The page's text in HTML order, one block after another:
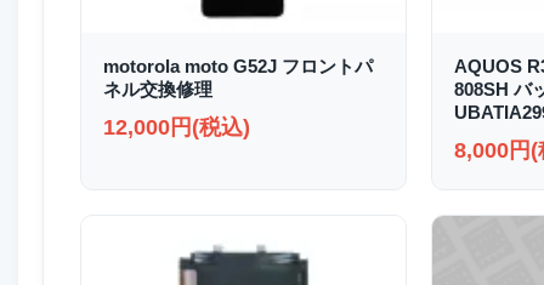
motorola moto G52J フロントパ
ネル交換修理
12,000円(税込)
AQUOS
808SH バ
8,000円(